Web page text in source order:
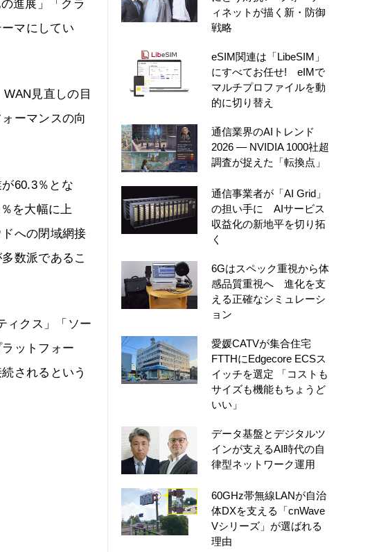
進展」「クラ
マにしてい
見直しの目
ーマンスの向
60.3％とな
を大幅に上
への閉域網接
数派であるこ
ィクス」「ソー
ットフォー
されるという
ィネットが描く新・防御
戦略
eSIM関連は「LibeSIM」
にすべてお任せ! eIMで
マルチプロファイルを動
的に切り替え
通信業界のAIトレンド
2026 ― NVIDIA 1000社超
調査が捉えた「転換点」
通信事業者が「AI Grid」
の担い手に AIサービス
収益化の新地平を切り拓
く
6Gはスペック重視から体
感品質重視へ 進化を支
える正確なシミュレーシ
ョン
愛媛CATVが集合住宅
FTTHにEdgecore ECSス
イッチを選定 「コストも
サイズも機能もちょうど
いい」
データ基盤とデジタルツ
インが支えるAI時代の自
律型ネットワーク運用
60GHz帯無線LANが自治
体DXを支える「cnWave
Vシリーズ」が選ばれる
理由